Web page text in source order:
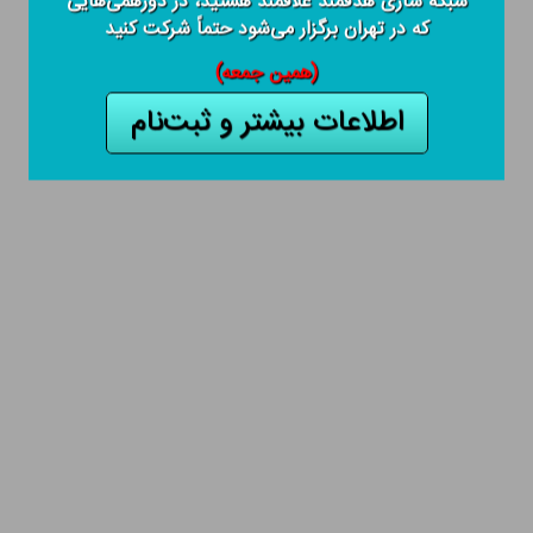
که در تهران برگزار می‌شود حتماً شرکت کنید
(همین جمعه)
اطلاعات بیشتر و ثبت‌نام